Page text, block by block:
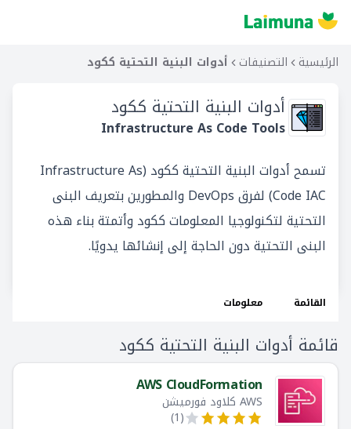
الرئيسية التصنيفات أدوات البنية التحتية ككود
أدوات البنية التحتية ككود
Infrastructure As Code Tools
تسمح أدوات البنية التحتية ككود (Infrastructure As
Code IAC) لفرق DevOps والمطورين بتعريف البنى
التحتية لتكنولوجيا المعلومات ككود وأتمتة بناء هذه
البنى التحتية دون الحاجة إلى إنشائها يدويًا.
القائمة معلومات
قائمة أدوات البنية التحتية ككود
AWS CloudFormation
AWS كلاود فورميشن
(
1
)